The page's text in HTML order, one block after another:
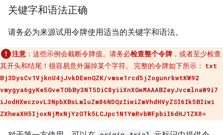
关键字和语法正确
请务必为来源试用令牌使用适当的关键字和语法。
注意 ：这些示例会截断令牌值。请务必检查整个令牌 ，或者至少检查
其开头和结尾！很容易意外漏掉某个字符。 完整的令牌如下所示：
txt
Bj3DysCv1VjknU4jJvkDEwnQZK/vmse1rcd5jZogunrkwtKW92
vmygya6gyKe5GveTObBy3NT5DiC8yiiXnXGwMAAABZeyJvcmlnaW9i7
iJodHXwczovL3NpbXBsLmluZm86NDQzIiwiZmVhdHVyZSI6Ik5BIiwi
ZXhwaXH5IjoxNjMxNjYzOTk5LCJpc1N1YmRvbWFpbiI6dHJ1ZX0=